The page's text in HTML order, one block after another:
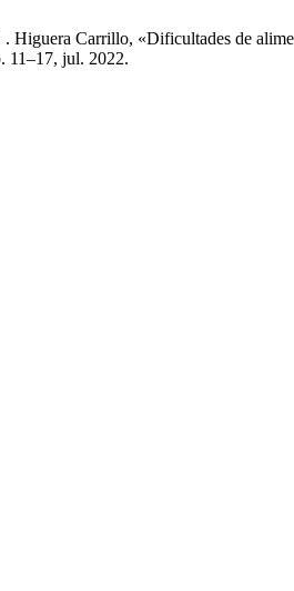
Higuera Carrillo, «Dificultades de
11–17, jul. 2022.